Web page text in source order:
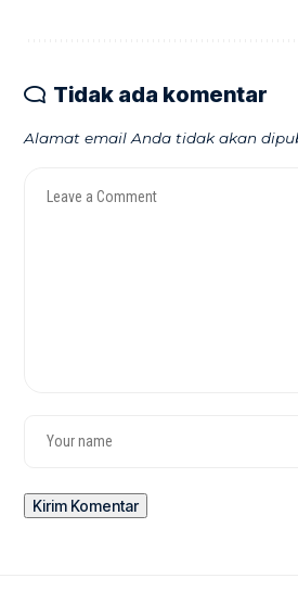
Tidak ada komentar
Alamat email Anda tidak akan